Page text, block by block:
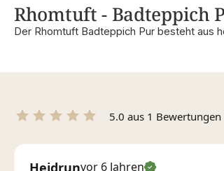
Rhomtuft - Badteppich
Der Rhomtuft Badteppich Pur besteht aus
5.0 aus 1 Bewertungen
Heidrunvor 6 Jahren